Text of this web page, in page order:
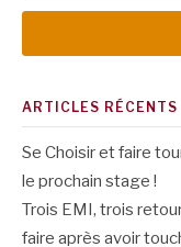
ARTICLES RÉCENTS
Se Choisir et faire
le prochain stage !
Trois EMI, trois
faire après avoir